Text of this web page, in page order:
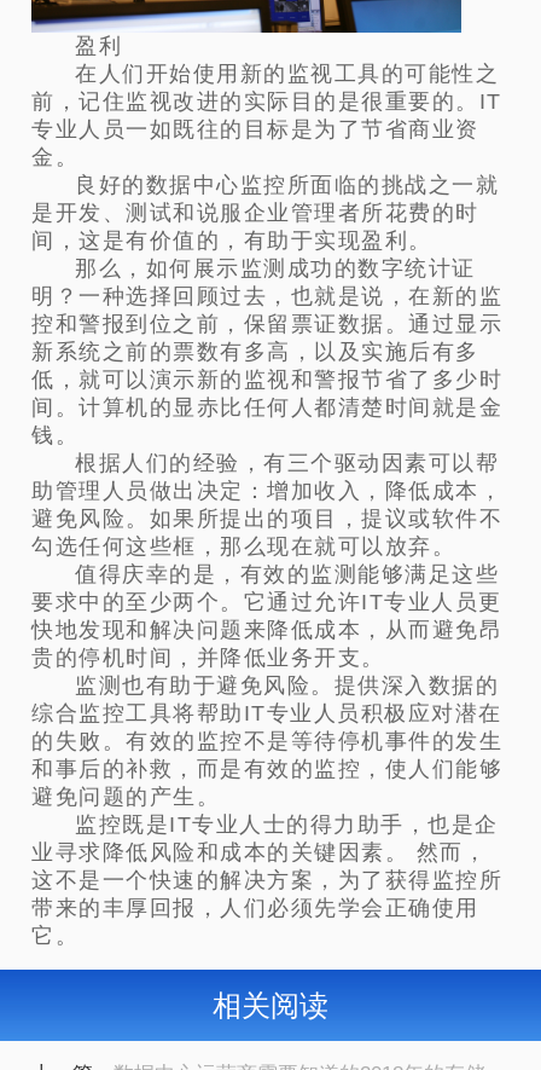
盈利
在人们开始使用新的监视工具的可能性之
前，记住监视改进的实际目的是很重要的。IT
专业人员一如既往的目标是为了节省商业资
金。
良好的数据中心监控所面临的挑战之一就
是开发、测试和说服企业管理者所花费的时
间，这是有价值的，有助于实现盈利。
那么，如何展示监测成功的数字统计证
明？一种选择回顾过去，也就是说，在新的监
控和警报到位之前，保留票证数据。通过显示
新系统之前的票数有多高，以及实施后有多
低，就可以演示新的监视和警报节省了多少时
间。计算机的显赤比任何人都清楚时间就是金
钱。
根据人们的经验，有三个驱动因素可以帮
助管理人员做出决定：增加收入，降低成本，
避免风险。如果所提出的项目，提议或软件不
勾选任何这些框，那么现在就可以放弃。
值得庆幸的是，有效的监测能够满足这些
要求中的至少两个。它通过允许IT专业人员更
快地发现和解决问题来降低成本，从而避免昂
贵的停机时间，并降低业务开支。
监测也有助于避免风险。提供深入数据的
综合监控工具将帮助IT专业人员积极应对潜在
的失败。有效的监控不是等待停机事件的发生
和事后的补救，而是有效的监控，使人们能够
避免问题的产生。
监控既是IT专业人士的得力助手，也是企
业寻求降低风险和成本的关键因素。 然而，
这不是一个快速的解决方案，为了获得监控所
带来的丰厚回报，人们必须先学会正确使用
它。
相关阅读